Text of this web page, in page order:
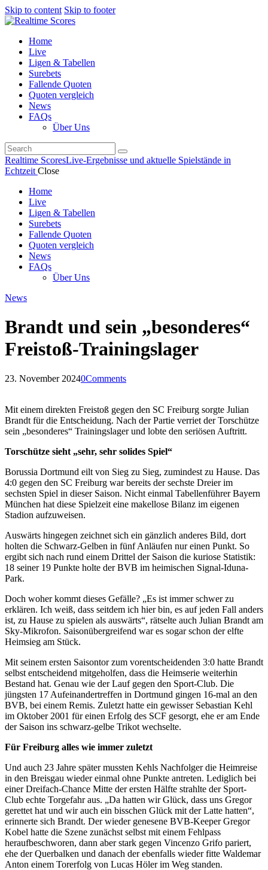
Skip to content Skip to footer
Home
Live
Ligen & Tabellen
Surebets
Fallende Quoten
Quoten vergleich
News
FAQs
Über Uns
Realtime ScoresLive-Ergebnisse und aktuelle Spielstände in
Echtzeit Close
Home
Live
Ligen & Tabellen
Surebets
Fallende Quoten
Quoten vergleich
News
FAQs
Über Uns
News
Brandt und sein „besonderes“
Freistoß-Trainingslager
23. November 20240Comments
Mit einem direkten Freistoß gegen den SC Freiburg sorgte Julian
Brandt für die Entscheidung. Nach der Partie verriet der Torschütze
sein „besonderes“ Trainingslager und lobte den seriösen Auftritt.
Torschütze sieht „sehr, sehr solides Spiel“
Borussia Dortmund eilt von Sieg zu Sieg, zumindest zu Hause. Das
4:0 gegen den SC Freiburg war bereits der sechste Dreier im
sechsten Spiel in dieser Saison. Nicht einmal Tabellenführer Bayern
München hat diese Spielzeit eine makellose Bilanz im eigenen
Stadion aufzuweisen.
Auswärts hingegen zeichnet sich ein gänzlich anderes Bild, dort
holten die Schwarz-Gelben in fünf Anläufen nur einen Punkt. So
ergibt sich nach rund einem Drittel der Saison die kuriose Statistik:
18 seiner 19 Punkte holte der BVB im heimischen Signal-Iduna-
Park.
Doch woher kommt dieses Gefälle? „Es ist immer schwer zu
erklären. Ich weiß, dass seitdem ich hier bin, es auf jeden Fall anders
ist, zu Hause zu spielen als auswärts“, rätselte auch Julian Brandt am
Sky-Mikrofon. Saisonübergreifend war es sogar schon der elfte
Heimsieg am Stück.
Mit seinem ersten Saisontor zum vorentscheidenden 3:0 hatte Brandt
selbst entscheidend mitgeholfen, dass die Heimserie weiterhin
Bestand hat. Genau wie der Lauf gegen den Sport-Club. Die
jüngsten 17 Aufeinandertreffen in Dortmund gingen 16-mal an den
BVB, bei einem Remis. Zuletzt hatte ein gewisser Sebastian Kehl
im Oktober 2001 für einen Erfolg des SCF gesorgt, ehe er am Ende
der Saison ins schwarz-gelbe Trikot wechselte.
Für Freiburg alles wie immer zuletzt
Und auch 23 Jahre später mussten Kehls Nachfolger die Heimreise
in den Breisgau wieder einmal ohne Punkte antreten. Lediglich bei
einer Dreifach-Chance Mitte der ersten Hälfte strahlte der Sport-
Club echte Torgefahr aus. „Da hatten wir Glück, dass uns Gregor
gerettet hat und wir auch ein bisschen Glück mit der Latte hatten“,
erinnerte sich Brandt. Der wieder genesene BVB-Keeper Gregor
Kobel hatte die Szene zunächst selbst mit einem Fehlpass
heraufbeschworen, dann aber stark gegen Vincenzo Grifo pariert,
ehe der Querbalken und danach der ebenfalls wieder fitte Waldemar
Anton einem Torerfolg von Lucas Höler im Weg standen.